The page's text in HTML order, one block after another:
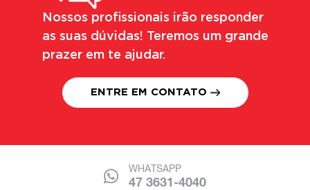
Nossos profissionais irão responder
as suas dúvidas! Teremos um grande
prazer em te ajudar.
ENTRE EM CONTATO
WHATSAPP
47 3631-4040